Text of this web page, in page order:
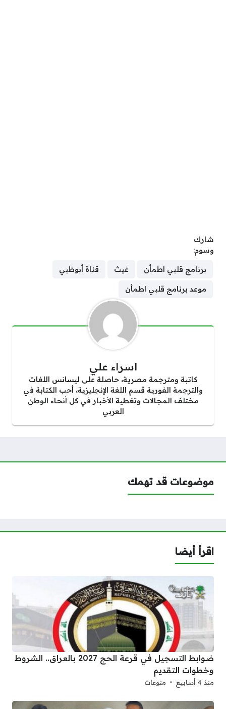
شارك
وسوم:
برنامج قلبي اطمأن غيث قناة أبوظبي
موعد برنامج قلبي اطمأن
اسراء علي
كاتبة ومترجمة مصرية، حاصلة على ليسانس اللغات
والترجمة الفورية قسم اللغة الإنجليزية، أحب الكتابة في
مختلف المجالات وتغطية الأخبار في كل أنحاء الوطن
العربي
موضوعات قد تهمك
اقرأ أيضا
ضوابط التسجيل في قرعة الحج 2027 بالعراق.. الشروط
وخطوات التقديم
منذ 4 أسابيع منوعات